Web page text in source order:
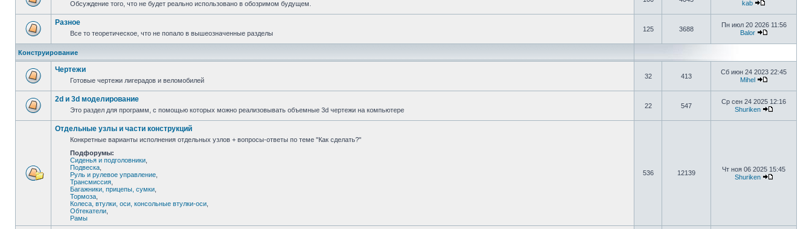
Обсуждение того, что не будет реально использовано в обозримом будущем.
kab
Разное
Все то теоретическое, что не попало в вышеозначенные разделы
125 3688
Пн июл 20 2026 11:56
Balor
Конструирование
Чертежи
Готовые чертежи лигерадов и веломобилей
32 413
Сб июн 24 2023 22:45
Mihel
2d и 3d моделирование
Это раздел для программ, с помощью которых можно реализовывать объемные 3d чертежи на компьютере
22 547
Ср сен 24 2025 12:16
Shuriken
Отдельные узлы и части конструкций
Конкретные варианты исполнения отдельных узлов + вопросы-ответы по теме "Как сделать?"
Подфорумы:
Сиденья и подголовники
Подвеска
Руль и рулевое управление
Трансмиссия
Багажники, прицепы, сумки
Тормоза
Колеса, втулки, оси, консольные втулки-оси
Обтекатели
Рамы
536 12139
Чт ноя 06 2025 15:45
Shuriken